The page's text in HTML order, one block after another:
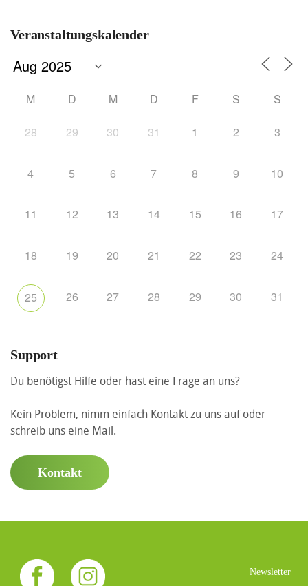
Veranstaltungskalender
M D M D F S S
28 29 30 31 1 2 3
4 5 6 7 8 9 10
11 12 13 14 15 16 17
18 19 20 21 22 23 24
25 26 27 28 29 30 31
Support
Du benötigst Hilfe oder hast eine Frage an uns?
Kein Problem, nimm einfach Kontakt zu uns auf oder
schreib uns eine Mail.
Kontakt
Newsletter